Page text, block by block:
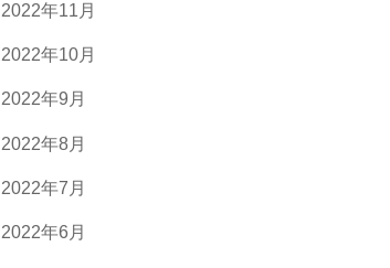
2022年11月
2022年10月
2022年9月
2022年8月
2022年7月
2022年6月